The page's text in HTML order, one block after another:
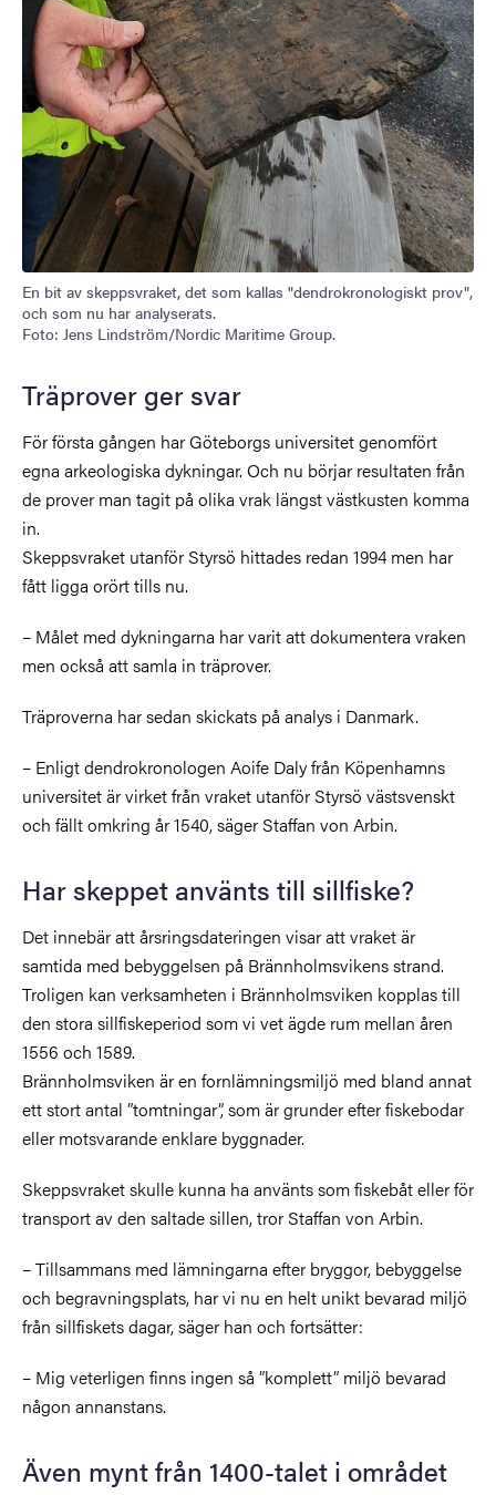
En bit av skeppsvraket, det som kallas "dendrokronologiskt prov",
och som nu har analyserats.
Foto: Jens Lindström/Nordic Maritime Group.
Träprover ger svar
För första gången har Göteborgs universitet genomfört
egna arkeologiska dykningar. Och nu börjar resultaten från
de prover man tagit på olika vrak längst västkusten komma
in.
Skeppsvraket utanför Styrsö hittades redan 1994 men har
fått ligga orört tills nu.
– Målet med dykningarna har varit att dokumentera vraken
men också att samla in träprover.
Träproverna har sedan skickats på analys i Danmark.
– Enligt dendrokronologen Aoife Daly från Köpenhamns
universitet är virket från vraket utanför Styrsö västsvenskt
och fällt omkring år 1540, säger Staffan von Arbin.
Har skeppet använts till sillfiske?
Det innebär att årsringsdateringen visar att vraket är
samtida med bebyggelsen på Brännholmsvikens strand.
Troligen kan verksamheten i Brännholmsviken kopplas till
den stora sillfiskeperiod som vi vet ägde rum mellan åren
1556 och 1589.
Brännholmsviken är en fornlämningsmiljö med bland annat
ett stort antal ”tomtningar”, som är grunder efter fiskebodar
eller motsvarande enklare byggnader.
Skeppsvraket skulle kunna ha använts som fiskebåt eller för
transport av den saltade sillen, tror Staffan von Arbin.
–Tillsammans med lämningarna efter bryggor, bebyggelse
och begravningsplats, har vi nu en helt unikt bevarad miljö
från sillfiskets dagar, säger han och fortsätter:
– Mig veterligen finns ingen så ”komplett” miljö bevarad
någon annanstans.
Även mynt från 1400-talet i området